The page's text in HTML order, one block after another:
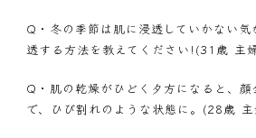
Q・ 冬の季節は肌に浸透していかない
透する方法を教えてください!(31歳 主
Q・ 肌の乾燥がひどく夕方になると、顔
で、ひび割れのような状態に。(28歳 主